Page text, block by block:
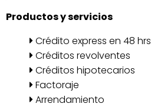
Productos y servicios
Crédito express en 48 hrs
Créditos revolventes
Créditos hipotecarios
Factoraje
Arrendamiento